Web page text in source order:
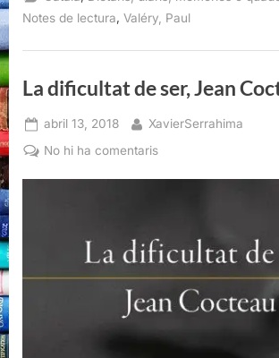
Martorell,
2020)”
Notes de lectura, Valéry, Paul
La dificultat de ser, Jean
Posted
on
abril 13, 2018 By
XavierSerrahima
No hi ha comentarisa
Jean